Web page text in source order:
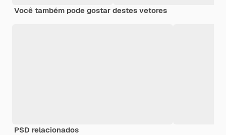
Você também pode gostar destes vetores
PSD relacionados